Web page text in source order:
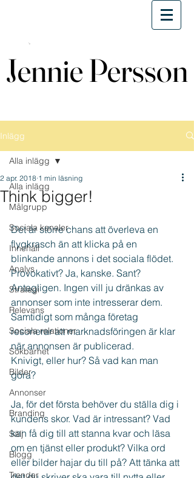
Jennie Persson
Jennie Persson
Inlägg
Alla inlägg
Målgrupp
Sociala kanaler
Innehåll
Analys
Strategi
Relevans
Sociala relationer
Sökbarhet
Bilder
Annonser
Branding
Sälj
Blogg
Trender
Alla inlägg
Think bigger!
2 apr. 2018 1 min läsning
Det är större chans att överleva en
flygkrasch än att klicka på en
blinkande annons i det sociala flödet.
Provokativt? Ja, kanske. Sant?
Antagligen. Ingen vill ju dränkas av
annonser som inte intresserar dem.
Samtidigt som många företag
resonerar att marknadsföringen är klar
när annonsen är publicerad.
Knivigt, eller hur? Så vad kan man
göra?
Ja, för det första behöver du ställa dig i
kundens skor. Vad är intressant? Vad
kan få dig till att stanna kvar och läsa
om en tjänst eller produkt? Vilka ord
eller bilder hajar du till på? Att tänka att